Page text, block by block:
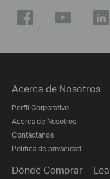
Acerca de Nosotros
Perfil Corporativo
Acerca de Nosotros
Contáctanos
Politica de privacidad
Dónde Comprar